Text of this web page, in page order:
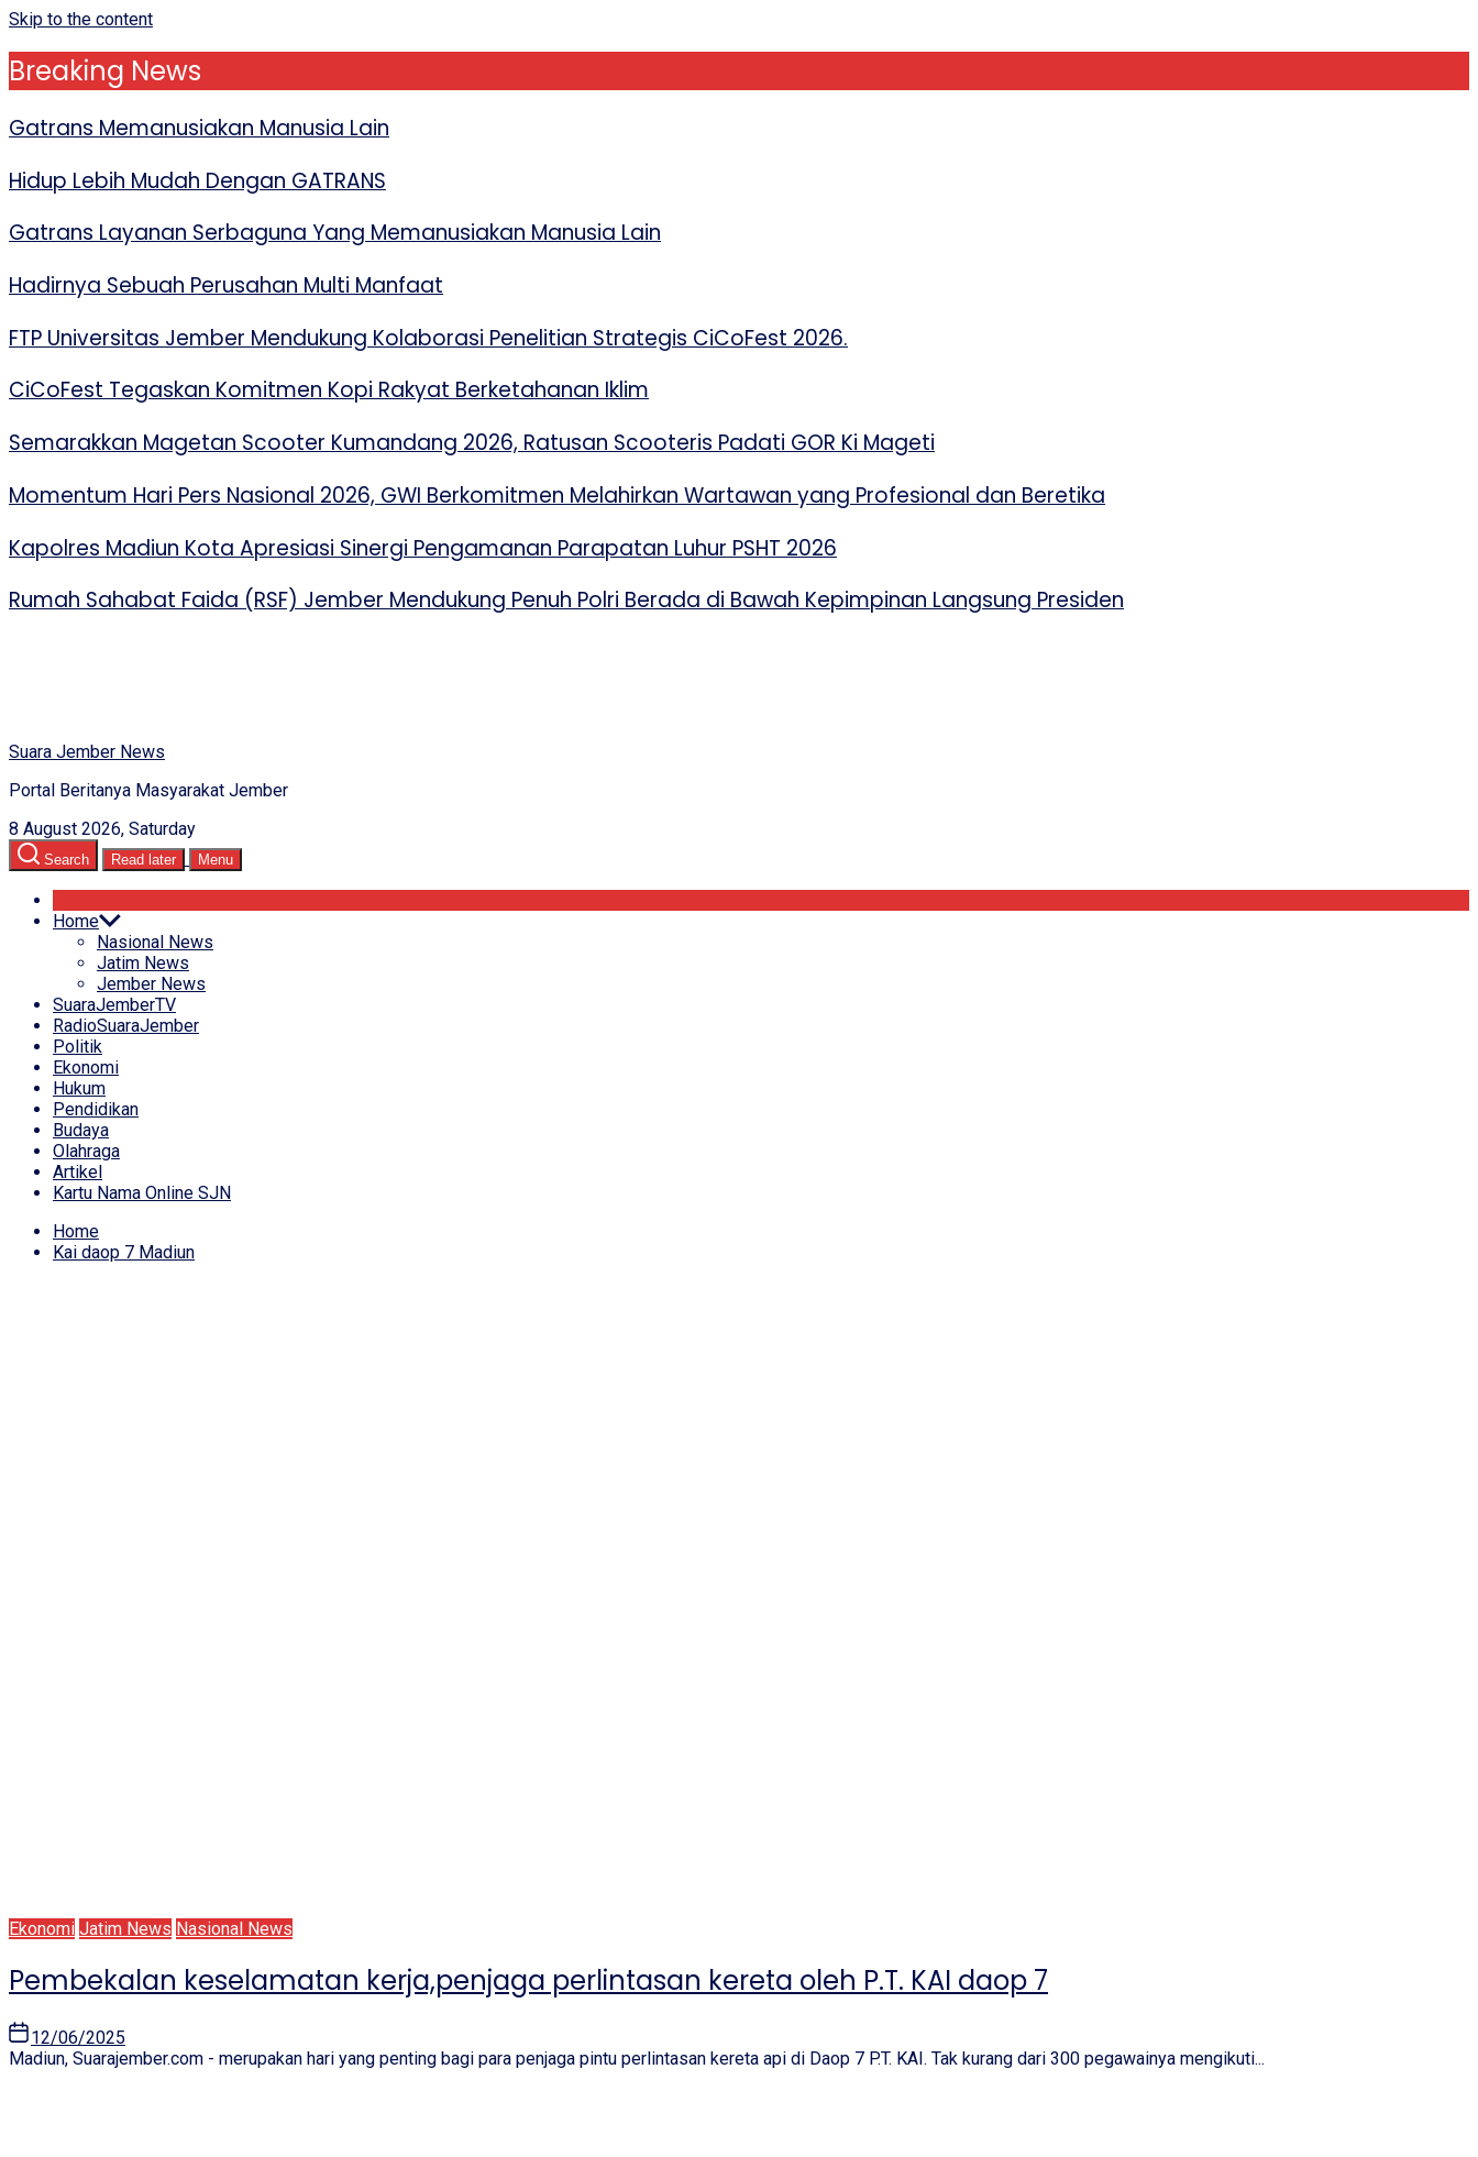
Skip to the content
Breaking News
Gatrans Memanusiakan Manusia Lain
Hidup Lebih Mudah Dengan GATRANS
Gatrans Layanan Serbaguna Yang Memanusiakan Manusia Lain
Hadirnya Sebuah Perusahan Multi Manfaat
FTP Universitas Jember Mendukung Kolaborasi Penelitian Strategis CiCoFest 2026.
CiCoFest Tegaskan Komitmen Kopi Rakyat Berketahanan Iklim
Semarakkan Magetan Scooter Kumandang 2026, Ratusan Scooteris Padati GOR Ki Mageti
Momentum Hari Pers Nasional 2026, GWI Berkomitmen Melahirkan Wartawan yang Profesional dan Beretika
Kapolres Madiun Kota Apresiasi Sinergi Pengamanan Parapatan Luhur PSHT 2026
Rumah Sahabat Faida (RSF) Jember Mendukung Penuh Polri Berada di Bawah Kepimpinan Langsung Presiden
Suara Jember News
Portal Beritanya Masyarakat Jember
8 August 2026, Saturday
Search Read later Menu
Home
Nasional News
Jatim News
Jember News
SuaraJemberTV
RadioSuaraJember
Politik
Ekonomi
Hukum
Pendidikan
Budaya
Olahraga
Artikel
Kartu Nama Online SJN
Home
Kai daop 7 Madiun
Ekonomi Jatim News Nasional News
Pembekalan keselamatan kerja,penjaga perlintasan kereta oleh P.T. KAI daop 7
12/06/2025
Madiun, Suarajember.com - merupakan hari yang penting bagi para penjaga pintu perlintasan kereta api di Daop 7 P.T. KAI. Tak kurang dari 300 pegawainya mengikuti...